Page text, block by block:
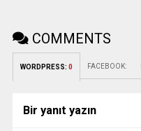
COMMENTS
WORDPRESS: 0 FACEBOOK:
Bir yanıt yazın